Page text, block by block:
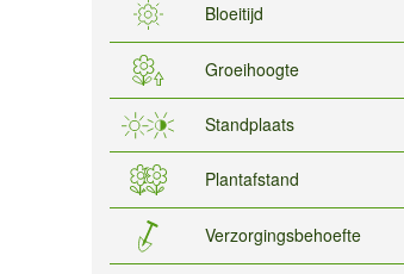
Bloeitijd
Groeihoogte
Standplaats
Plantafstand
Verzorgingsbehoefte